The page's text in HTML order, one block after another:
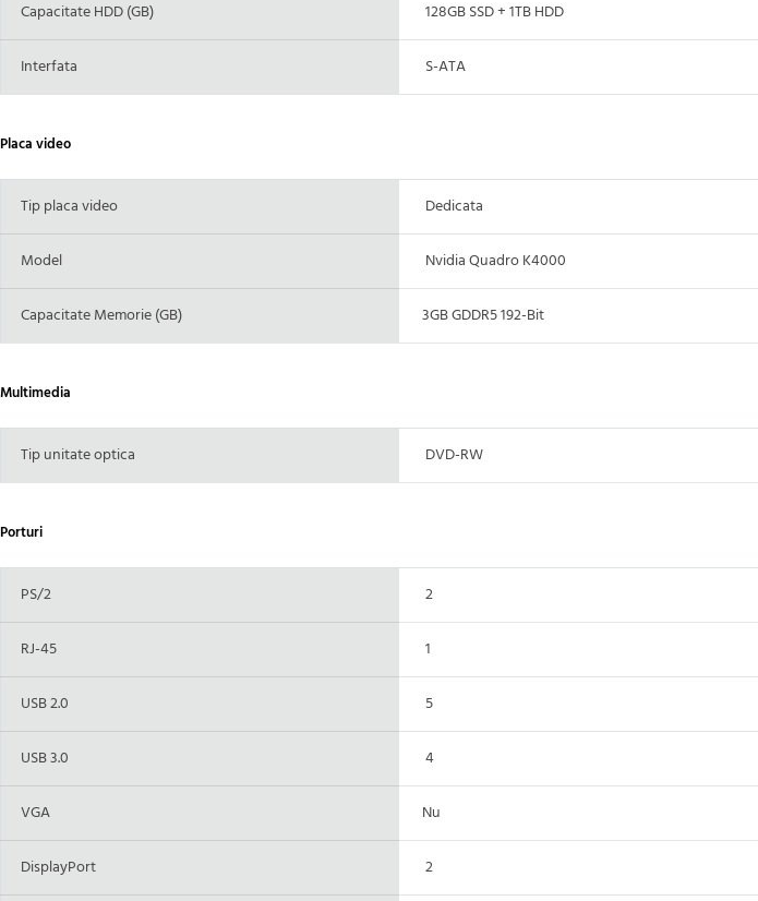
Capacitate HDD (GB) 128GB SSD + 1TB HDD
Interfata S-ATA
Placa video
Tip placa video Dedicata
Model Nvidia Quadro K4000
Capacitate Memorie (GB) 3GB GDDR5 192-Bit
Multimedia
Tip unitate optica DVD-RW
Porturi
PS/2 2
RJ-45 1
USB 2.0 5
USB 3.0 4
VGA Nu
DisplayPort 2